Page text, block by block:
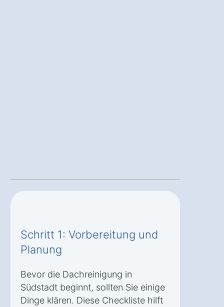
Schritt 1: Vorbereitung und
Planung
Bevor die Dachreinigung in
Südstadt beginnt, sollten Sie einige
Dinge klären. Diese Checkliste hilft